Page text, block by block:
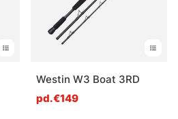
Westin W3 Boat 3RD
pd.€149